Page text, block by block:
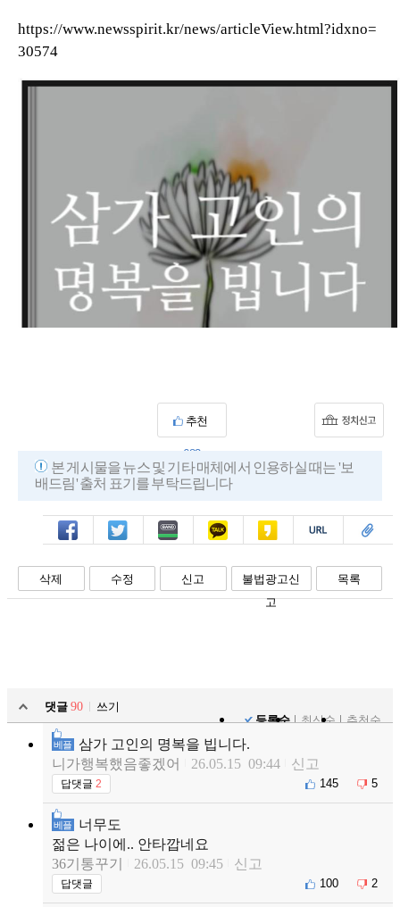
https://www.newsspirit.kr/news/articleView.html?idxno=
30574
추천
683
본 게시물을 뉴스 및 기타 매체에서 인용하실 때는 '보
배드림' 출처 표기를 부탁드립니다
페북 트윗 밴드 카톡 카스 복사 스크랩
삭제 수정 신고
불법광고신
고
목록
댓글 90
쓰기
등록순
최신순 추천순
베플
삼가 고인의 명복을 빕니다.
니가행복했음좋겠어
26.05.15 09:44 신고
답댓글 2 145 5
베플
너무도
젊은 나이에.. 안타깝네요
36기통꾸기
26.05.15 09:45 신고
답댓글 100 2